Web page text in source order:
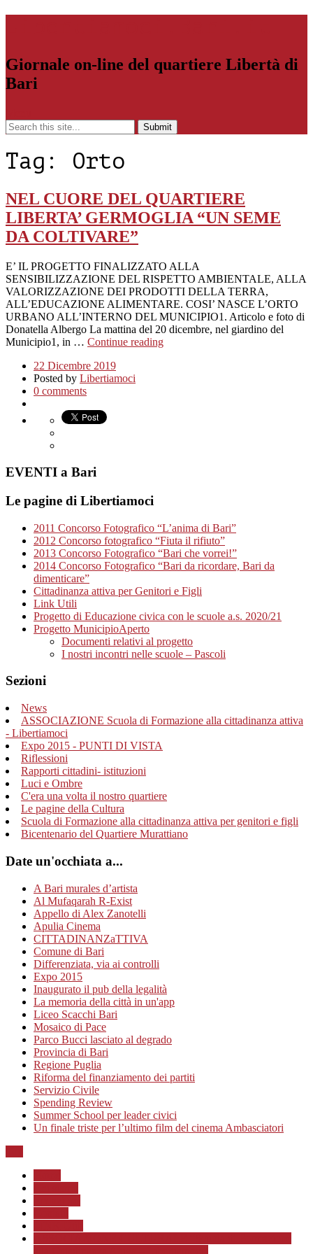
Giornale on-line del quartiere Libertà di
Bari
Tag: Orto
NEL CUORE DEL QUARTIERE
LIBERTA’ GERMOGLIA “UN SEME
DA COLTIVARE”
E’ IL PROGETTO FINALIZZATO ALLA
SENSIBILIZZAZIONE DEL RISPETTO AMBIENTALE, ALLA
VALORIZZAZIONE DEI PRODOTTI DELLA TERRA,
ALL’EDUCAZIONE ALIMENTARE. COSI’ NASCE L’ORTO
URBANO ALL’INTERNO DEL MUNICIPIO1. Articolo e foto di
Donatella Albergo La mattina del 20 dicembre, nel giardino del
Municipio1, in … Continue reading
22 Dicembre 2019
Posted by Libertiamoci
0 comments
EVENTI a Bari
Le pagine di Libertiamoci
2011 Concorso Fotografico “L’anima di Bari”
2012 Concorso fotografico “Fiuta il rifiuto”
2013 Concorso Fotografico “Bari che vorrei!”
2014 Concorso Fotografico “Bari da ricordare, Bari da
dimenticare”
Cittadinanza attiva per Genitori e Figli
Link Utili
Progetto di Educazione civica con le scuole a.s. 2020/21
Progetto MunicipioAperto
Documenti relativi al progetto
I nostri incontri nelle scuole – Pascoli
Sezioni
News
ASSOCIAZIONE Scuola di Formazione alla cittadinanza attiva
- Libertiamoci
Expo 2015 - PUNTI DI VISTA
Riflessioni
Rapporti cittadini- istituzioni
Luci e Ombre
C'era una volta il nostro quartiere
Le pagine della Cultura
Scuola di Formazione alla cittadinanza attiva per genitori e figli
Bicentenario del Quartiere Murattiano
Date un'occhiata a...
A Bari murales d’artista
Al Mufaqarah R-Exist
Appello di Alex Zanotelli
Apulia Cinema
CITTADINANZaTTIVA
Comune di Bari
Differenziata, via ai controlli
Expo 2015
Inaugurato il pub della legalità
La memoria della città in un'app
Liceo Scacchi Bari
Mosaico di Pace
Parco Bucci lasciato al degrado
Provincia di Bari
Regione Puglia
Riforma del finanziamento dei partiti
Servizio Civile
Spending Review
Summer School per leader civici
Un finale triste per l’ultimo film del cinema Ambasciatori